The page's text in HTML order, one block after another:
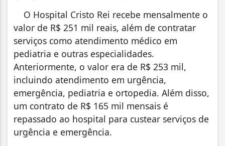
O Hospital Cristo Rei recebe mensalmente o
valor de R$ 251 mil reais, além de contratar
serviços como atendimento médico em
pediatria e outras especialidades.
Anteriormente, o valor era de R$ 253 mil,
incluindo atendimento em urgência,
emergência, pediatria e ortopedia. Além disso,
um contrato de R$ 165 mil mensais é
repassado ao hospital para custear serviços de
urgência e emergência.